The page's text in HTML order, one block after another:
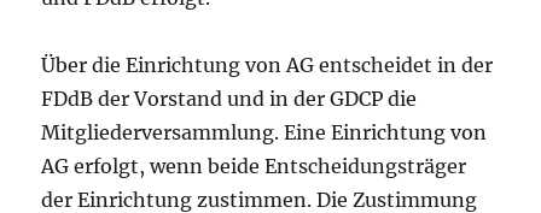
Über die Einrichtung von AG entscheidet in der
FDdB der Vorstand und in der GDCP die
Mitgliederversammlung. Eine Einrichtung von
AG erfolgt, wenn beide Entscheidungsträger
der Einrichtung zustimmen. Die Zustimmung